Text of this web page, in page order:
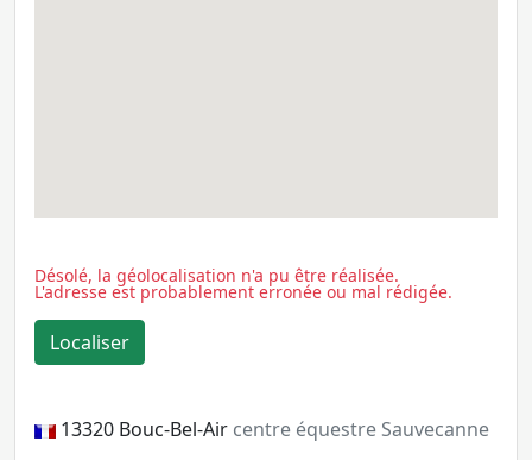
Désolé, la géolocalisation n'a pu être réalisée.
L'adresse est probablement erronée ou mal rédigée.
13320 Bouc-Bel-Air centre équestre Sauvecanne